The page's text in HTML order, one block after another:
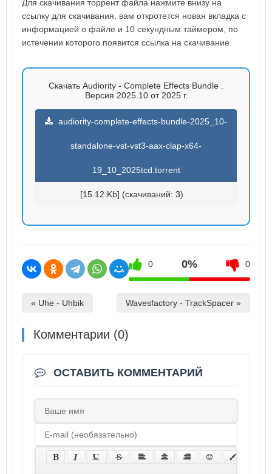
Для скачивания торрент файла нажмите внизу на
ссылку для скачивания, вам откротется новая вкладка с
информацией о файле и 10 секундным таймером, по
истечении которого появится ссылка на скачивание.
Скачать Audiority - Complete Effects Bundle .
Версия 2025.10 от 2025 г.
audiority-complete-effects-bundle-2025_10-
standalone-vst-vst3-aax-clap-x64-
19_10_2025tcd.torrent
[15.12 Kb] (cкачиваний: 3)
0 0% 0
« Uhe - Uhbik Wavesfactory - TrackSpacer »
Комментарии (0)
ОСТАВИТЬ КОММЕНТАРИЙ